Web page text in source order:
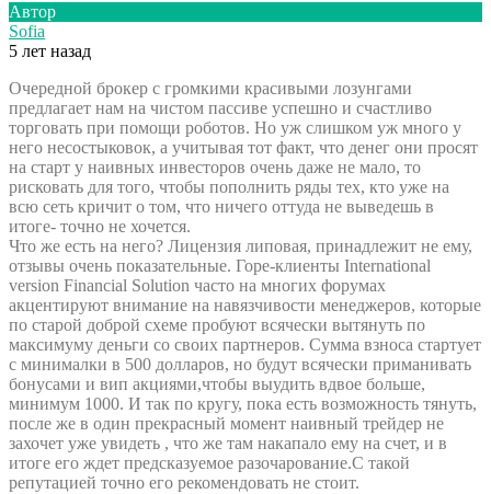
Автор
Sofia
5 лет назад
Очередной брокер с громкими красивыми лозунгами
предлагает нам на чистом пассиве успешно и счастливо
торговать при помощи роботов. Но уж слишком уж много у
него несостыковок, а учитывая тот факт, что денег они просят
на старт у наивных инвесторов очень даже не мало, то
рисковать для того, чтобы пополнить ряды тех, кто уже на
всю сеть кричит о том, что ничего оттуда не выведешь в
итоге- точно не хочется.
Что же есть на него? Лицензия липовая, принадлежит не ему,
отзывы очень показательные. Горе-клиенты International
version Financial Solution часто на многих форумах
акцентируют внимание на навязчивости менеджеров, которые
по старой доброй схеме пробуют всячески вытянуть по
максимуму деньги со своих партнеров. Сумма взноса стартует
с минималки в 500 долларов, но будут всячески приманивать
бонусами и вип акциями,чтобы выудить вдвое больше,
минимум 1000. И так по кругу, пока есть возможность тянуть,
после же в один прекрасный момент наивный трейдер не
захочет уже увидеть , что же там накапало ему на счет, и в
итоге его ждет предсказуемое разочарование.С такой
репутацией точно его рекомендовать не стоит.